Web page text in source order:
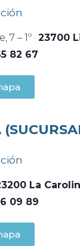
– 1º · 23700
82 67
La
09 89